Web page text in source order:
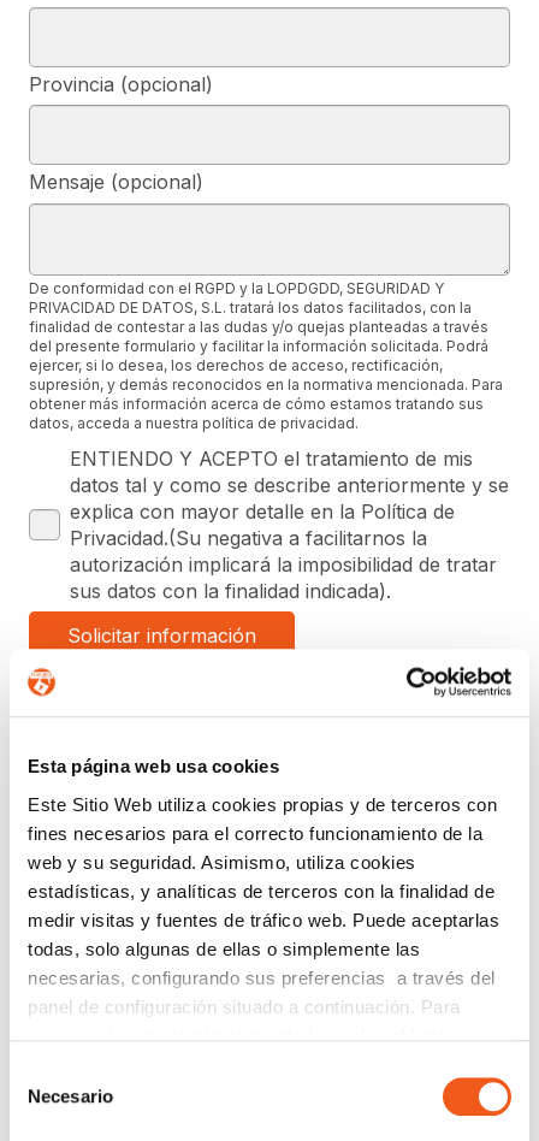
Esta página web usa cookies
Este Sitio Web utiliza cookies propias y de terceros con
fines necesarios para el correcto funcionamiento de la
web y su seguridad. Asimismo, utiliza cookies
estadísticas, y analíticas de terceros con la finalidad de
medir visitas y fuentes de tráfico web. Puede aceptarlas
todas, solo algunas de ellas o simplemente las
necesarias, configurando sus preferencias a través del
panel de configuración situado a continuación. Para
consultar nuestra política de cookies
política de cookies
Necesario
Provincia (opcional)
Mensaje (opcional)
De conformidad con el RGPD y la LOPDGDD, SEGURIDAD Y
PRIVACIDAD DE DATOS, S.L. tratará los datos facilitados, con la
finalidad de contestar a las dudas y/o quejas planteadas a través
del presente formulario y facilitar la información solicitada. Podrá
ejercer, si lo desea, los derechos de acceso, rectificación,
supresión, y demás reconocidos en la normativa mencionada. Para
obtener más información acerca de cómo estamos tratando sus
datos, acceda a nuestra política de privacidad.
ENTIENDO Y ACEPTO el tratamiento de mis
datos tal y como se describe anteriormente y se
explica con mayor detalle en la Política de
Privacidad.(Su negativa a facilitarnos la
autorización implicará la imposibilidad de tratar
sus datos con la finalidad indicada).
SUSCRIPCIÓN GRATUITA A
NEWSLETTER DE FORLOPD
Regístrate para estar al día en
Ciberseguridad,Planes de Igualdad, Prevención del
Acoso,Canal de Denuncias,eCommerce,Prevención de
Blanqueo de CapitalesyRegistro Retributivo, entre otras
normativas que pueden afectar a tu empresa o entidad.
Recibirás un correo para confirmar la suscripción